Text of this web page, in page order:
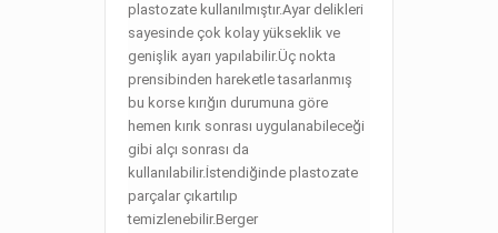
plastozate kullanılmıştır.Ayar delikleri
sayesinde çok kolay yükseklik ve
genişlik ayarı yapılabilir.Üç nokta
prensibinden hareketle tasarlanmış
bu korse kırığın durumuna göre
hemen kırık sonrası uygulanabileceği
gibi alçı sonrası da
kullanılabilir.İstendiğinde plastozate
parçalar çıkartılıp
temizlenebilir.Berger